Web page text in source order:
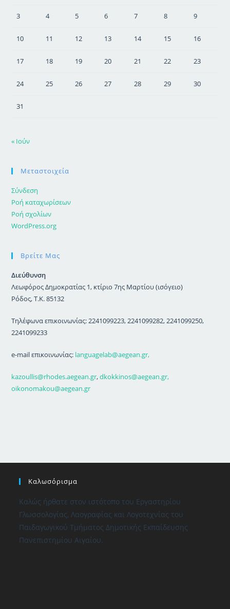
3 4 5 6 7 8 9
10 11 12 13 14 15 16
17 18 19 20 21 22 23
24 25 26 27 28 29 30
31
« Ιούν
Μεταστοιχεία
Σύνδεση
Ροή καταχωρίσεων
Ροή σχολίων
WordPress.org
Βρείτε Μας
Διεύθυνση
Λεωφόρος Δημοκρατίας 1, κτίριο 7ης Μαρτίου (ισόγειο)
Ρόδος, Τ.Κ. 85132
Τηλέφωνα επικοινωνίας: 2241099223, 2241099282, 2241099250,
2241099233
e-mail επικοινωνίας: languagelab@aegean.gr,
kazoullis@rhodes.aegean.gr,dkokkinos@aegean.gr,
oikonomakou@aegean.gr
Καλωσόρισμα
Καλώς ήρθατε στον ιστότοπο του Εργαστηρίου
Γλωσσολογίας, Λαογραφίας και Λογοτεχνίας του
Παιδαγωγικού Τμήματος Δημοτικής Εκπαίδευσης
Πανεπιστημίου Αιγαίου.